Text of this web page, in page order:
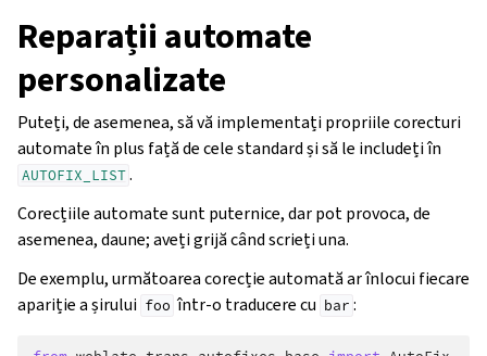
Reparații automate
personalizate
Puteți, de asemenea, să vă implementați propriile corecturi
automate în plus față de cele standard și să le includeți în
AUTOFIX_LIST .
Corecțiile automate sunt puternice, dar pot provoca, de
asemenea, daune; aveți grijă când scrieți una.
De exemplu, următoarea corecție automată ar înlocui fiecare
apariție a șirului foo într-o traducere cu bar :